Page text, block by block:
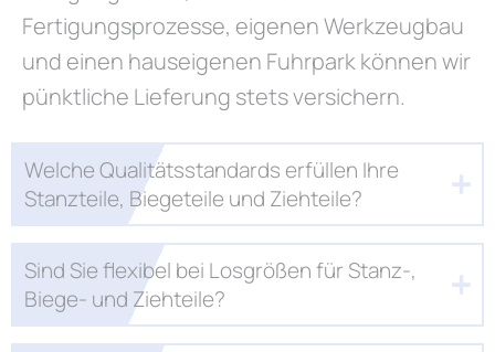
Fertigungsprozesse, eigenen Werkzeugbau
und einen hauseigenen Fuhrpark können wir
pünktliche Lieferung stets versichern.
Welche Qualitätsstandards erfüllen Ihre
Stanzteile, Biegeteile und Ziehteile?
Sind Sie flexibel bei Losgrößen für Stanz-,
Biege- und Ziehteile?